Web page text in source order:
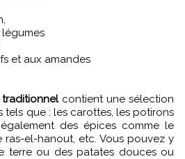
et aux amandes
contient une sélection
tels que : les carottes, les potirons
des épices comme le
ras-el-hanout, etc. Vous pouvez y
terre ou des patates douces ou